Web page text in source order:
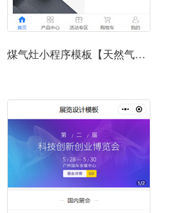
煤气灶小程序模板【天然气灶商城小程序模板】